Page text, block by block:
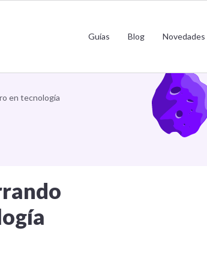
en tecnología
Guías Blog Novedades
en tecnología